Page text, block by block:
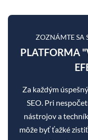
ZOZNÁMTE SA
PLATFORMA
Za každým
SEO. Pri
nástrojov a
môže byť ťažké